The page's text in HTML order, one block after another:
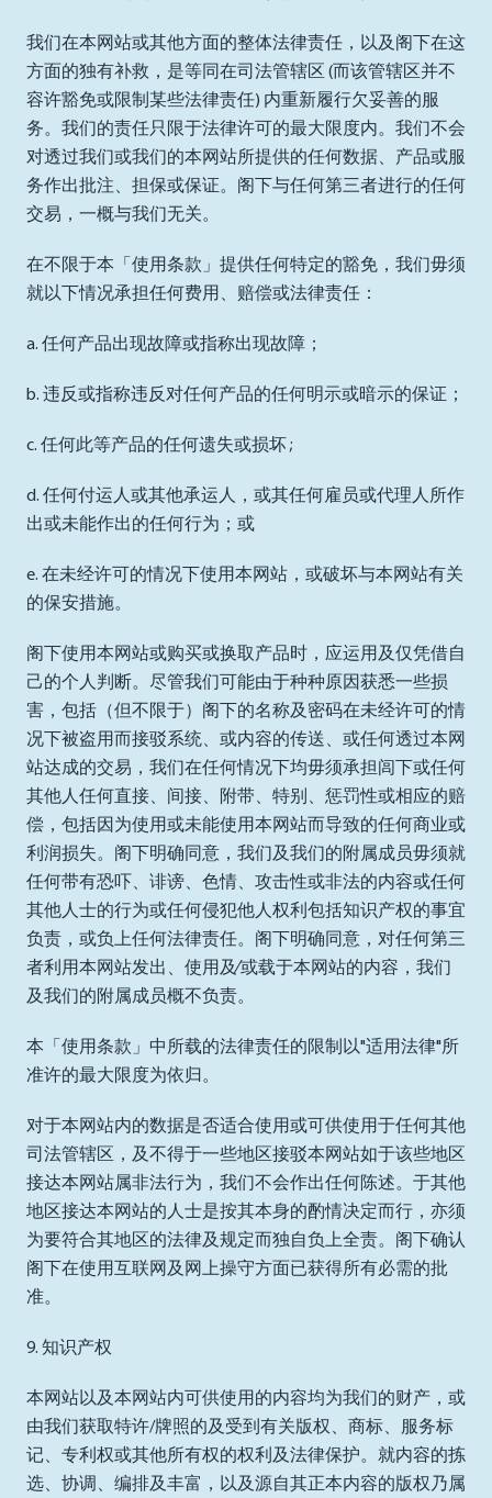
我们在本网站或其他方面的整体法律责任，以及阁下在这
方面的独有补救，是等同在司法管辖区 (而该管辖区并不
容许豁免或限制某些法律责任) 内重新履行欠妥善的服
务。我们的责任只限于法律许可的最大限度内。我们不会
对透过我们或我们的本网站所提供的任何数据、产品或服
务作出批注、担保或保证。阁下与任何第三者进行的任何
交易，一概与我们无关。
在不限于本「使用条款」提供任何特定的豁免，我们毋须
就以下情况承担任何费用、赔偿或法律责任：
a. 任何产品出现故障或指称出现故障；
b. 违反或指称违反对任何产品的任何明示或暗示的保证；
c. 任何此等产品的任何遗失或损坏 ;
d. 任何付运人或其他承运人，或其任何雇员或代理人所作
出或未能作出的任何行为；或
e. 在未经许可的情况下使用本网站，或破坏与本网站有关
的保安措施。
阁下使用本网站或购买或换取产品时，应运用及仅凭借自
己的个人判断。尽管我们可能由于种种原因获悉一些损
害，包括（但不限于）阁下的名称及密码在未经许可的情
况下被盗用而接驳系统、或内容的传送、或任何透过本网
站达成的交易，我们在任何情况下均毋须承担闾下或任何
其他人任何直接、间接、附带、特别、惩罚性或相应的赔
偿，包括因为使用或未能使用本网站而导致的任何商业或
利润损失。阁下明确同意，我们及我们的附属成员毋须就
任何带有恐吓、诽谤、色情、攻击性或非法的内容或任何
其他人士的行为或任何侵犯他人权利包括知识产权的事宜
负责，或负上任何法律责任。阁下明确同意，对任何第三
者利用本网站发出、使用及∕或载于本网站的内容，我们
及我们的附属成员概不负责。
本「使用条款」中所载的法律责任的限制以"适用法律"所
准许的最大限度为依归。
对于本网站内的数据是否适合使用或可供使用于任何其他
司法管辖区，及不得于一些地区接驳本网站如于该些地区
接达本网站属非法行为，我们不会作出任何陈述。于其他
地区接达本网站的人士是按其本身的酌情决定而行，亦须
为要符合其地区的法律及规定而独自负上全责。阁下确认
阁下在使用互联网及网上操守方面已获得所有必需的批
准。
9. 知识产权
本网站以及本网站内可供使用的内容均为我们的财产，或
由我们获取特许/牌照的及受到有关版权、商标、服务标
记、专利权或其他所有权的权利及法律保护。就内容的拣
选、协调、编排及丰富，以及源自其正本内容的版权乃属